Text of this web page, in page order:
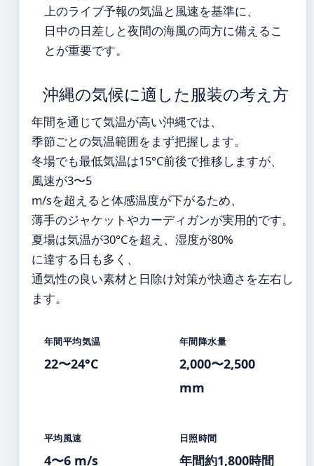
上のライブ予報の気温と風速を基準に、
日中の日差しと夜間の海風の両方に備えるこ
とが重要です。
沖縄の気候に適した服装の考え方
年間を通じて気温が高い沖縄では、
季節ごとの気温範囲をまず把握します。
冬場でも最低気温は15°C前後で推移しますが、
風速が3〜5
m/sを超えると体感温度が下がるため、
薄手のジャケットやカーディガンが実用的です。
夏場は気温が30°Cを超え、湿度が80%
に達する日も多く、
通気性の良い素材と日除け対策が快適さを左右し
ます。
年間平均気温
22〜24°C
年間降水量
2,000〜2,500
mm
平均風速
4〜6 m/s
日照時間
年間約1,800時間